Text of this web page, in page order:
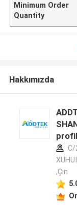
Minimum Order
Quantity
Hakkımızda
C/
,Çin